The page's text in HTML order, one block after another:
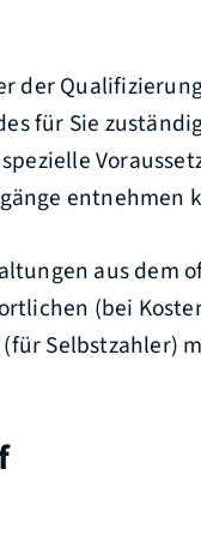
der
für Sie
entnehmen
aus dem
(bei
Selbstzahler)